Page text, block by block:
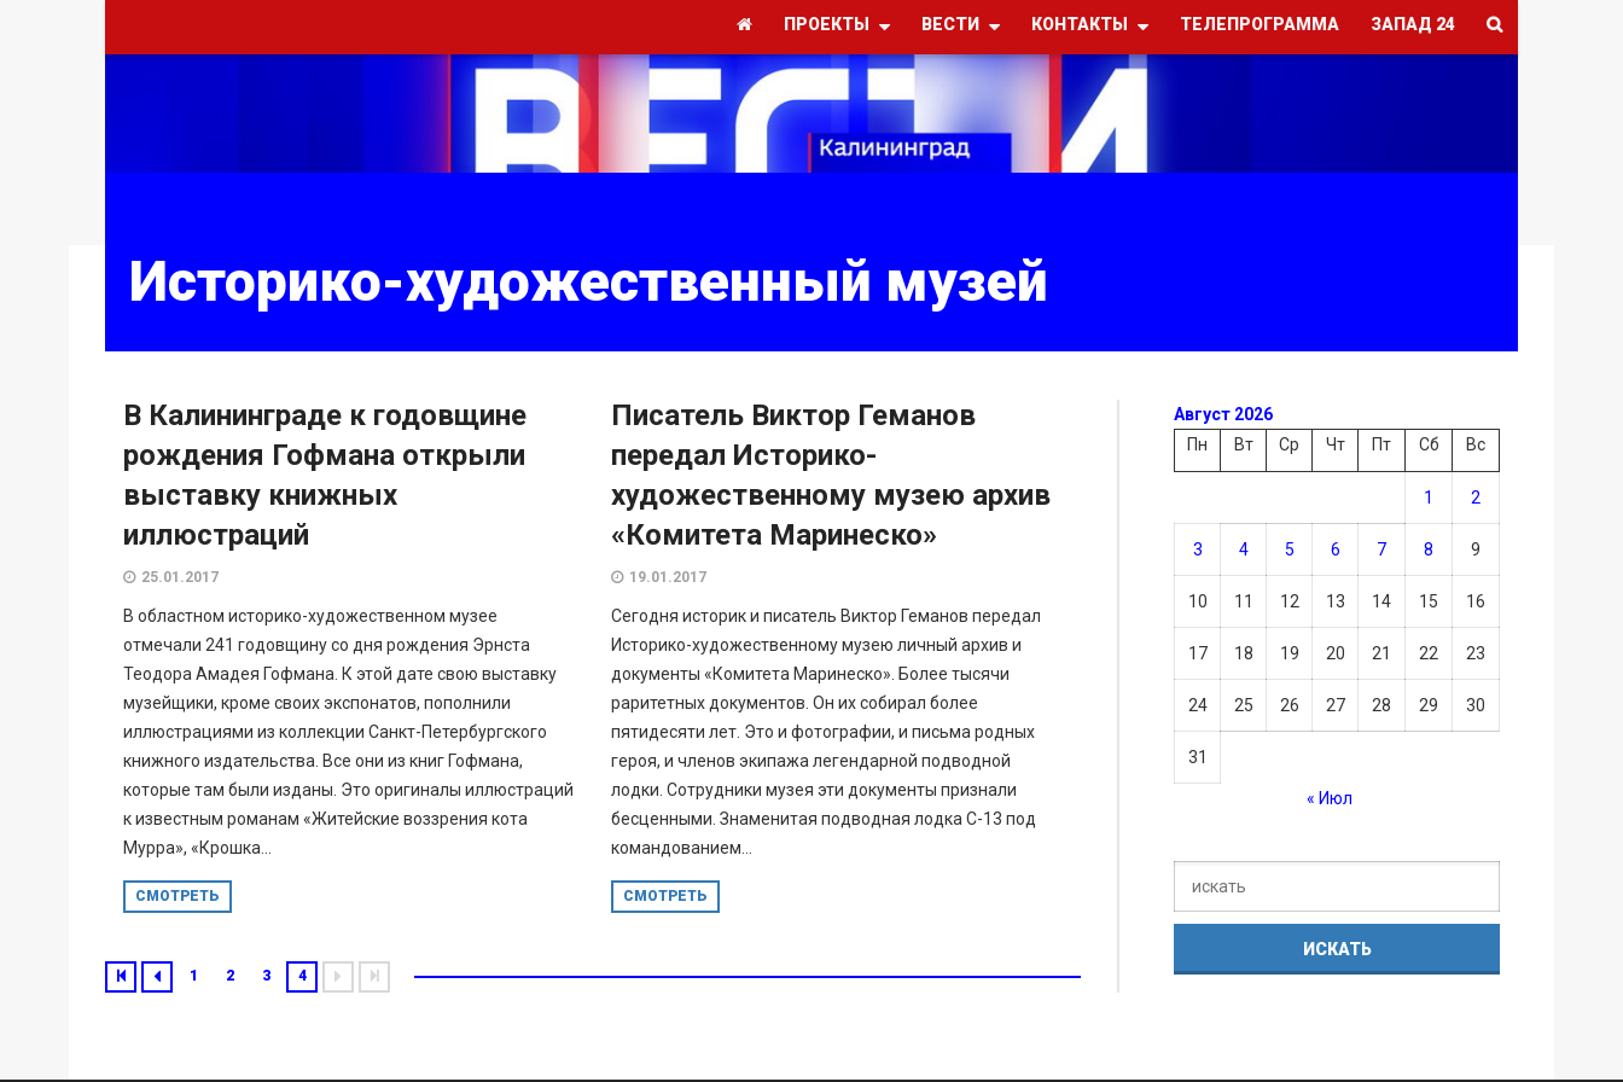
ПРОЕКТЫ ВЕСТИ КОНТАКТЫ ТЕЛЕПРОГРАММА ЗАПАД 24
Историко-художественный музей
В Калининграде к годовщине
рождения Гофмана открыли
выставку книжных
иллюстраций
25.01.2017
В областном историко-художественном музее
отмечали 241 годовщину со дня рождения Эрнста
Теодора Амадея Гофмана. К этой дате свою выставку
музейщики, кроме своих экспонатов, пополнили
иллюстрациями из коллекции Санкт-Петербургского
книжного издательства. Все они из книг Гофмана,
которые там были изданы. Это оригиналы иллюстраций
к известным романам «Житейские воззрения кота
Мурра», «Крошка...
СМОТРЕТЬ
Писатель Виктор Геманов
передал Историко-
художественному музею архив
«Комитета Маринеско»
19.01.2017
Сегодня историк и писатель Виктор Геманов передал
Историко-художественному музею личный архив и
документы «Комитета Маринеско». Более тысячи
раритетных документов. Он их собирал более
пятидесяти лет. Это и фотографии, и письма родных
героя, и членов экипажа легендарной подводной
лодки. Сотрудники музея эти документы признали
бесценными. Знаменитая подводная лодка С-13 под
командованием...
СМОТРЕТЬ
1 2 3 4
Август 2026
Пн
Вт Ср Чт Пт Сб Вс
1 2
3 4 5 6 7 8 9
10 11 12 13 14 15 16
17 18 19 20 21 22 23
24 25 26 27 28 29 30
31
« Июл